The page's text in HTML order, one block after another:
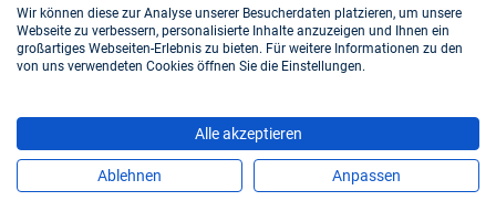
Wir können diese zur Analyse unserer Besucherdaten platzieren, um unsere
Webseite zu verbessern, personalisierte Inhalte anzuzeigen und Ihnen ein
großartiges Webseiten-Erlebnis zu bieten. Für weitere Informationen zu den
von uns verwendeten Cookies öffnen Sie die Einstellungen.
Alle akzeptieren
Ablehnen Anpassen
Preis auf Anfrage